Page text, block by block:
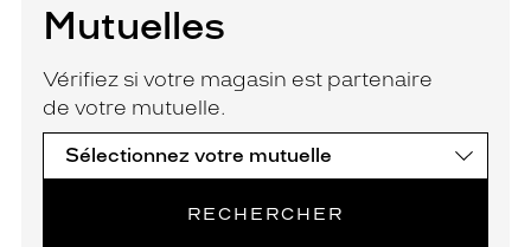
Mutuelles
Vérifiez si votre magasin est partenaire
de votre mutuelle.
RECHERCHER